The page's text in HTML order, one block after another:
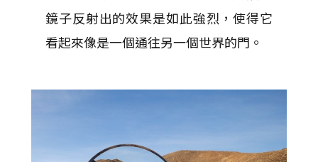
鏡子反射出的效果是如此強烈，使得它
看起來像是一個通往另一個世界的門。